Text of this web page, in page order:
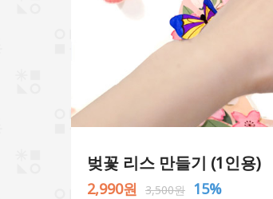
벚꽃 리스 만들기 (1인용)
2,990원 3,500원 15%